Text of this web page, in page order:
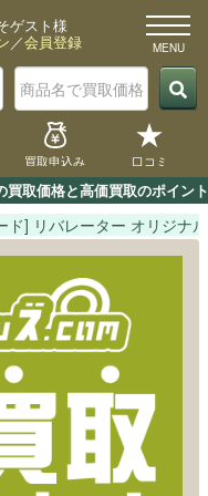
取価格と高価買取のポイ
ゲスト様
／会員登録
買取申込み 口コミ
ド] リバレーター オリジナル